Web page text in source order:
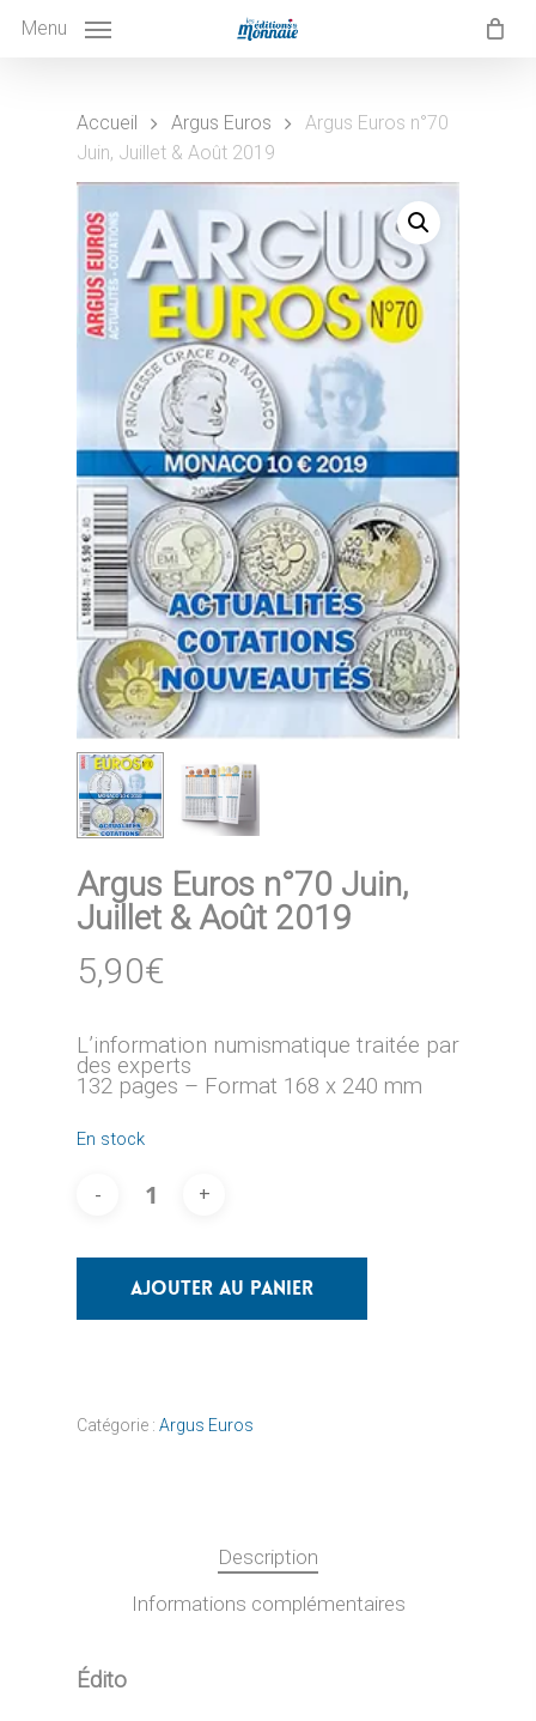
Menu
Accueil Argus Euros
Argus Euros n°70
Juin, Juillet & Août 2019
Argus Euros n°70 Juin,
Juillet & Août 2019
5,90€
L’information numismatique traitée par
des experts
132 pages – Format 168 x 240 mm
En stock
Ajouter Au Panier
Catégorie : Argus Euros
Description
Informations complémentaires
Édito